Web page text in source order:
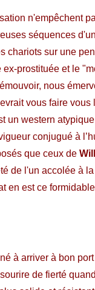
n'empêchent
séquences
chariots sur une
prostituée et le
nous
vous faire
un western
conjugué à
que ceux de
de l'un accolée à
en est ce
à arriver à bon
de fierté